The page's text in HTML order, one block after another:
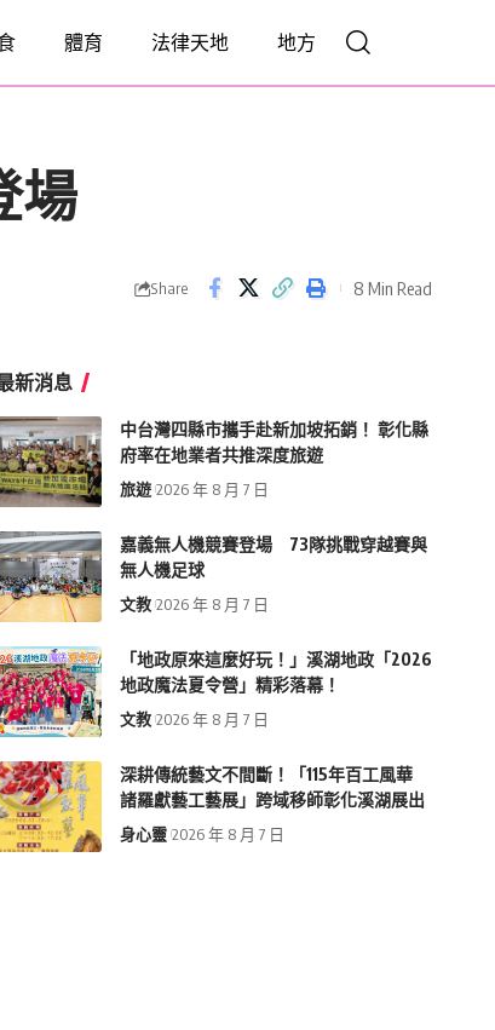
體育 法律天地 地方
場
Share 8 Min Read
新消息
中台灣四縣市攜手赴新加坡拓銷！ 彰化縣
府率在地業者共推深度旅遊
旅遊 2026 年 8 月 7 日
嘉義無人機競賽登場 73隊挑戰穿越賽與
無人機足球
文教 2026 年 8 月 7 日
「地政原來這麼好玩！」溪湖地政「2026
地政魔法夏令營」精彩落幕！
文教 2026 年 8 月 7 日
深耕傳統藝文不間斷！「115年百工風華
諸羅獻藝工藝展」跨域移師彰化溪湖展出
身心靈 2026 年 8 月 7 日